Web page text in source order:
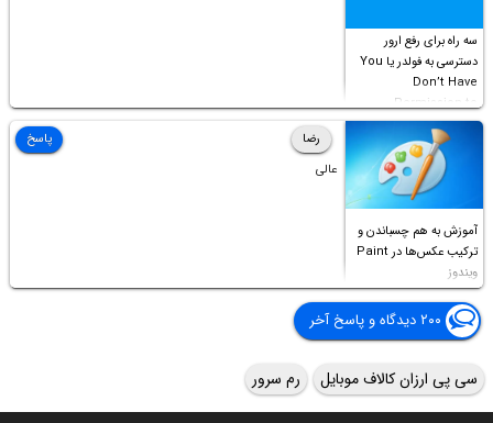
سه راه برای رفع ارور
دسترسی به فولدر یا You
Don’t Have
Permission to
Access this folder
آموزش به هم چسباندن و
ترکیب عکس‌ها در Paint
ویندوز
رضا
عالی
پاسخ
۲۰۰ دیدگاه و پاسخ آخر
سی پی ارزان کالاف موبایل رم سرور